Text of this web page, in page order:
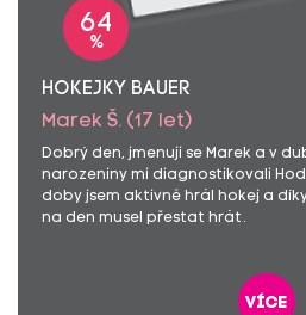
64
%
HOKEJKY BAUER
Marek Š. (17 let)
Dobrý den, jmenuji se Marek a v
narozeniny mi diagnostikovali
doby jsem aktivně hrál hokej a
na den musel přestat hrát.
více